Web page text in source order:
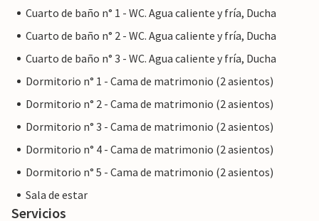
Cuarto de baño n° 1 - WC. Agua caliente y fría, Ducha
Cuarto de baño n° 2 - WC. Agua caliente y fría, Ducha
Cuarto de baño n° 3 - WC. Agua caliente y fría, Ducha
Dormitorio n° 1 - Cama de matrimonio (2 asientos)
Dormitorio n° 2 - Cama de matrimonio (2 asientos)
Dormitorio n° 3 - Cama de matrimonio (2 asientos)
Dormitorio n° 4 - Cama de matrimonio (2 asientos)
Dormitorio n° 5 - Cama de matrimonio (2 asientos)
Sala de estar
Servicios